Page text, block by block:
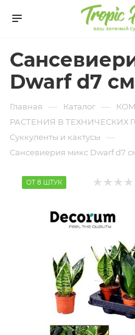
Dwarf d7
Главная — Каталог —
РАСТЕНИЯ В ТЕХНИЧЕСКИХ
Суккуленты и кактусы —
Сансевиерия микс Dwarf d7
ОТ 8 ШТУК